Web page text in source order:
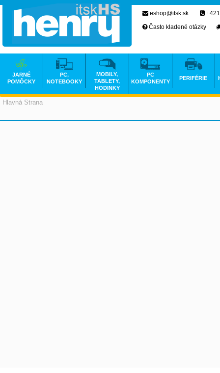
Hlavná Strana
eshop@itsk.sk
Často kladené otázky
JARNÉ
POMÔCKY
PC,
NOTEBOOKY
MOBILY,
TABLETY,
HODINKY
PC
KOMPONENTY
PERIFÉRIE